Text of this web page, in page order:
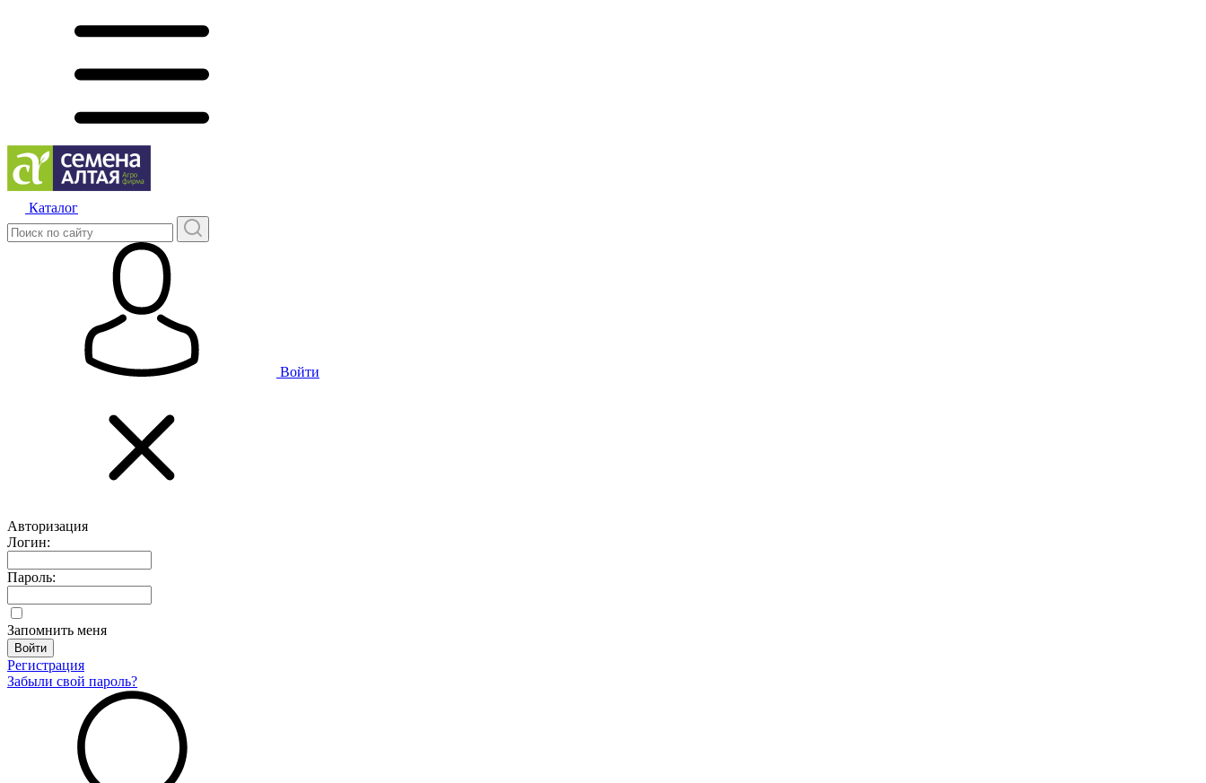
Каталог
Войти
Авторизация
Логин:
Пароль:
Запомнить меня
Регистрация
Забыли свой пароль?